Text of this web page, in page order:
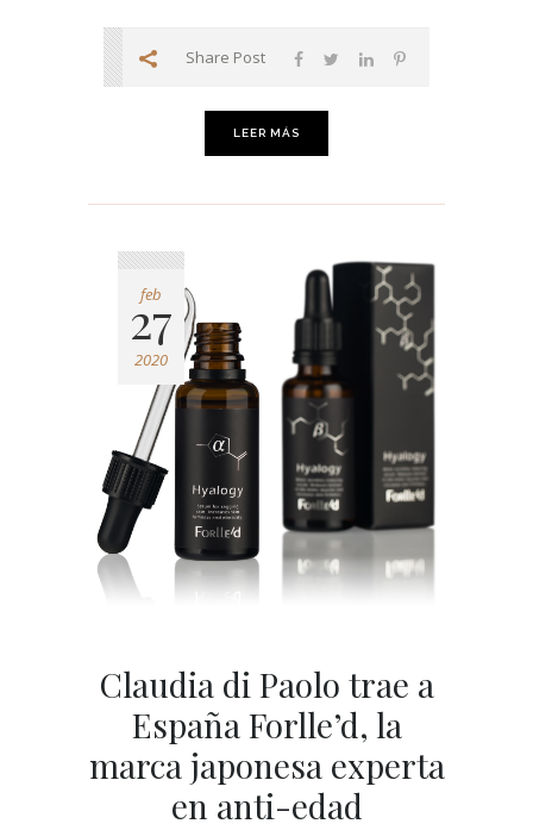
Share Post
LEER MÁS
feb
27
2020
Claudia di Paolo trae a
España Forlle’d, la
marca japonesa experta
en anti-edad